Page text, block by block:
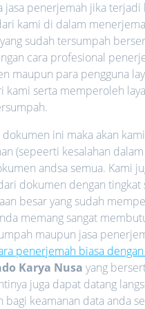
penerjemah jika terjadi
kami di dalam
sudah tersumpah
cara profesional
maupun para pengguna
serta memperoleh
ini maka akan
(sepeerti kesalahan
andsa semua. Kami
dokumen dengan tingkat
besar yang sudah
memang sangat
maupun jasa
penerjemah biasa
Karya Nusa yang
juga dapat datang
keamanan data anda